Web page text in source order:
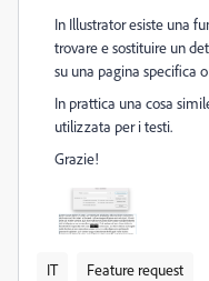
In Illustrator esiste una
trovare e sostituire un
su una pagina specifica
In prattica una cosa
utilizzata per i testi.
Grazie!
IT Feature request